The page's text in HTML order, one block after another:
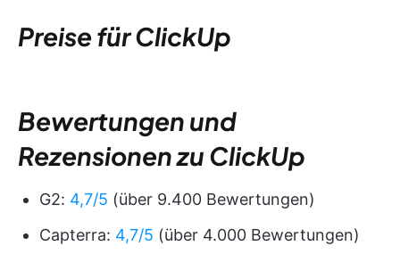
Preise für ClickUp
Bewertungen und
Rezensionen zu ClickUp
G2: 4,7/5 (über 9.400 Bewertungen)
Capterra: 4,7/5 (über 4.000 Bewertungen)